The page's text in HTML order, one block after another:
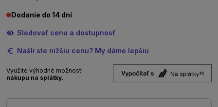
Dodanie do 14 dní
Sledovať cenu a dostupnosť
Našli ste nižšiu cenu? My dáme lepšiu
Využite výhodné možnosti
nákupu na splátky.